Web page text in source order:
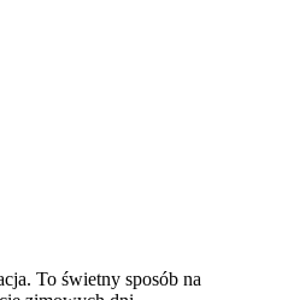
To świetny sposób na